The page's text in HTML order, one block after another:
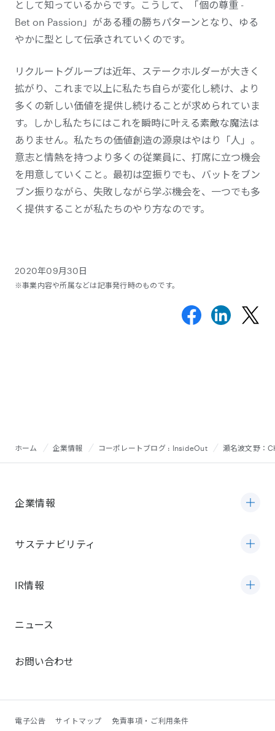
として知っているからです。こうして、「個の尊重 -
Bet on Passion」がある種の勝ちパターンとなり、ゆる
やかに型として伝承されていくのです。
リクルートグループは近年、ステークホルダーが大きく
拡がり、これまで以上に私たち自らが変化し続け、より
多くの新しい価値を提供し続けることが求められていま
す。しかし私たちにはこれを瞬時に叶える素敵な魔法は
ありません。私たちの価値創造の源泉はやはり「人」。
意志と情熱を持つより多くの従業員に、打席に立つ機会
を用意していくこと。最初は空振りでも、バットをブン
ブン振りながら、失敗しながら学ぶ機会を、一つでも多
く提供することが私たちのやり方なのです。
2020年09月30日
※事業内容や所属などは記事発行時のものです。
ホーム 企業情報 コーポレートブログ : InsideOut 瀬名波文野：
企業情報
サステナビリティ
IR情報
ニュース
お問い合わせ
電子公告 サイトマップ 免責事項・ご利用条件